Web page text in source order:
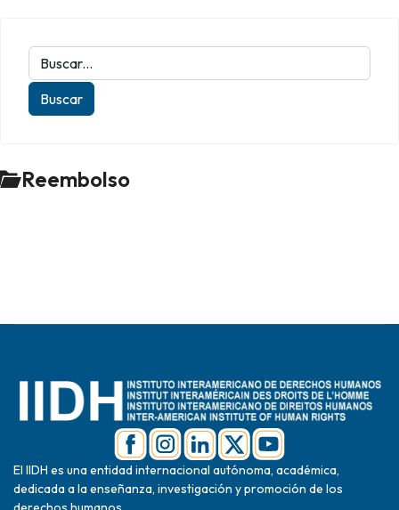
Reembolso
El IIDH es una entidad internacional autónoma, académica,
dedicada a la enseñanza, investigación y promoción de los